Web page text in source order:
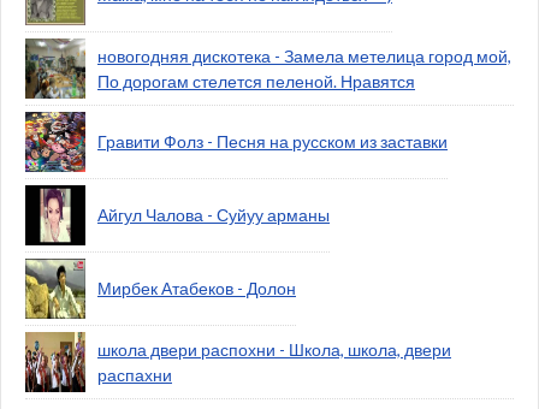
новогодняя дискотека - Замела метелица город мой,
По дорогам стелется пеленой. Нравятся
Гравити Фолз - Песня на русском из заставки
Айгул Чалова - Суйуу арманы
Мирбек Атабеков - Долон
школа двери распохни - Школа, школа, двери
распахни